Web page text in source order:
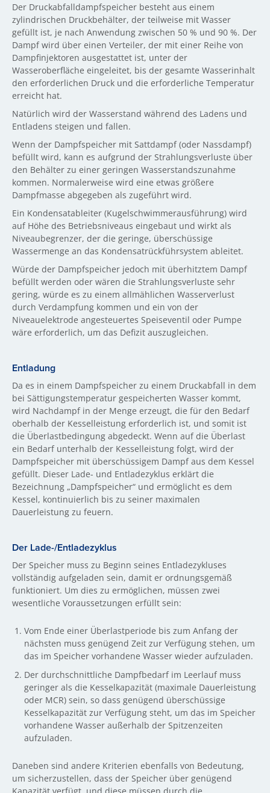
Der Druckabfalldampfspeicher besteht aus einem
zylindrischen Druckbehälter, der teilweise mit Wasser
gefüllt ist, je nach Anwendung zwischen 50 % und 90 %. Der
Dampf wird über einen Verteiler, der mit einer Reihe von
Dampfinjektoren ausgestattet ist, unter der
Wasseroberfläche eingeleitet, bis der gesamte Wasserinhalt
den erforderlichen Druck und die erforderliche Temperatur
erreicht hat.
Natürlich wird der Wasserstand während des Ladens und
Entladens steigen und fallen.
Wenn der Dampfspeicher mit Sattdampf (oder Nassdampf)
befüllt wird, kann es aufgrund der Strahlungsverluste über
den Behälter zu einer geringen Wasserstandszunahme
kommen. Normalerweise wird eine etwas größere
Dampfmasse abgegeben als zugeführt wird.
Ein Kondensatableiter (Kugelschwimmerausführung) wird
auf Höhe des Betriebsniveaus eingebaut und wirkt als
Niveaubegrenzer, der die geringe, überschüssige
Wassermenge an das Kondensatrückführsystem ableitet.
Würde der Dampfspeicher jedoch mit überhitztem Dampf
befüllt werden oder wären die Strahlungsverluste sehr
gering, würde es zu einem allmählichen Wasserverlust
durch Verdampfung kommen und ein von der
Niveauelektrode angesteuertes Speiseventil oder Pumpe
wäre erforderlich, um das Defizit auszugleichen.
Entladung
Da es in einem Dampfspeicher zu einem Druckabfall in dem
bei Sättigungstemperatur gespeicherten Wasser kommt,
wird Nachdampf in der Menge erzeugt, die für den Bedarf
oberhalb der Kesselleistung erforderlich ist, und somit ist
die Überlastbedingung abgedeckt. Wenn auf die Überlast
ein Bedarf unterhalb der Kesselleistung folgt, wird der
Dampfspeicher mit überschüssigem Dampf aus dem Kessel
gefüllt. Dieser Lade- und Entladezyklus erklärt die
Bezeichnung „Dampfspeicher“ und ermöglicht es dem
Kessel, kontinuierlich bis zu seiner maximalen
Dauerleistung zu feuern.
Der Lade-/Entladezyklus
Der Speicher muss zu Beginn seines Entladezykluses
vollständig aufgeladen sein, damit er ordnungsgemäß
funktioniert. Um dies zu ermöglichen, müssen zwei
wesentliche Voraussetzungen erfüllt sein:
Vom Ende einer Überlastperiode bis zum Anfang der
nächsten muss genügend Zeit zur Verfügung stehen, um
das im Speicher vorhandene Wasser wieder aufzuladen.
Der durchschnittliche Dampfbedarf im Leerlauf muss
geringer als die Kesselkapazität (maximale Dauerleistung
oder MCR) sein, so dass genügend überschüssige
Kesselkapazität zur Verfügung steht, um das im Speicher
vorhandene Wasser außerhalb der Spitzenzeiten
aufzuladen.
Daneben sind andere Kriterien ebenfalls von Bedeutung,
um sicherzustellen, dass der Speicher über genügend
Kapazität verfügt, und diese müssen durch die